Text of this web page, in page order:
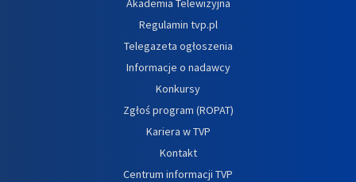
Akademia Telewizyjna
Regulamin tvp.pl
Telegazeta ogłoszenia
Informacje o nadawcy
Konkursy
Zgłoś program (ROPAT)
Kariera w TVP
Kontakt
Centrum informacji TVP